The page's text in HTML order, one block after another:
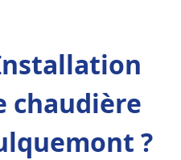
chaudière
?